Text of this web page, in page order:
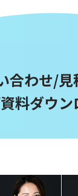
合わせ/見
料ダウン